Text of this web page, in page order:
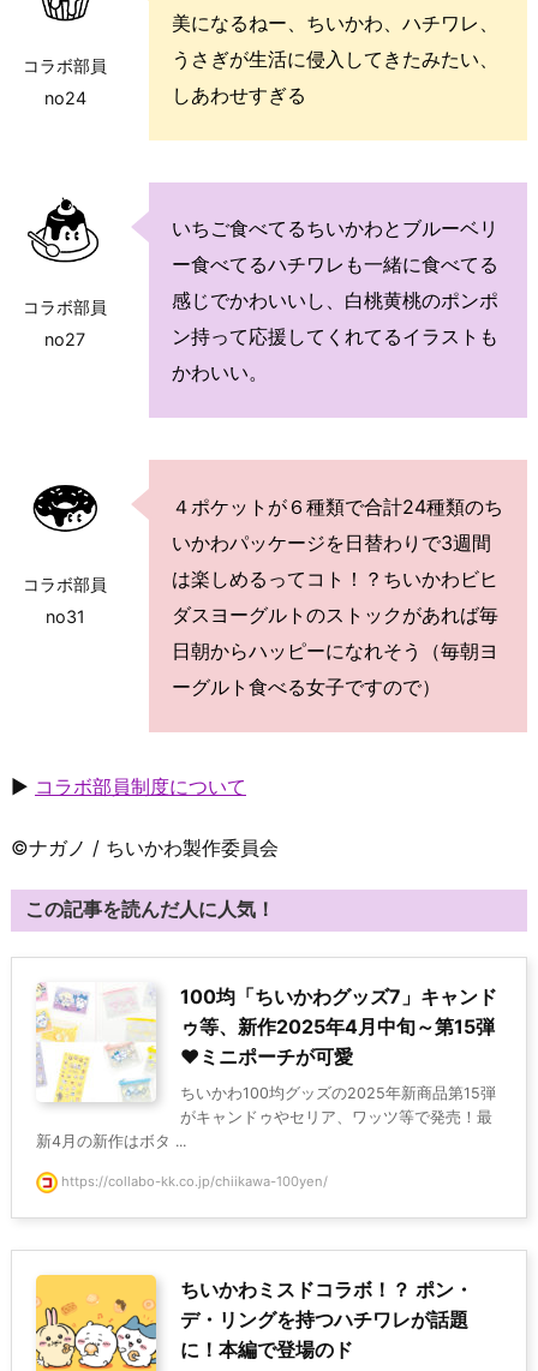
コラボ部員
no24
美になるねー、ちいかわ、ハチワレ、
うさぎが生活に侵入してきたみたい、
しあわせすぎる
コラボ部員
no27
いちご食べてるちいかわとブルーベリ
ー食べてるハチワレも一緒に食べてる
感じでかわいいし、白桃黄桃のポンポ
ン持って応援してくれてるイラストも
かわいい。
コラボ部員
no31
４ポケットが６種類で合計24種類のち
いかわパッケージを日替わりで3週間
は楽しめるってコト！？ちいかわビヒ
ダスヨーグルトのストックがあれば毎
日朝からハッピーになれそう（毎朝ヨ
ーグルト食べる女子ですので）
▶ コラボ部員制度について
©ナガノ / ちいかわ製作委員会
この記事を読んだ人に人気！
100均「ちいかわグッズ7」キャンド
ゥ等、新作2025年4月中旬～第15弾
♥ミニポーチが可愛
ちいかわ100均グッズの2025年新商品第15弾
がキャンドゥやセリア、ワッツ等で発売！最
新4月の新作はボタ ...
https://collabo-kk.co.jp/chiikawa-100yen/
ちいかわミスドコラボ！？ ポン・
デ・リングを持つハチワレが話題
に！本編で登場のド